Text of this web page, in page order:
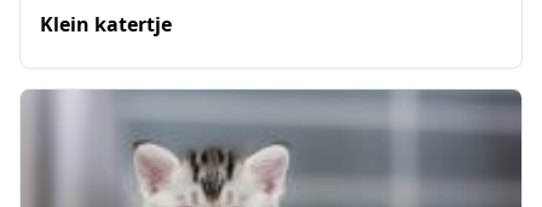
Klein katertje